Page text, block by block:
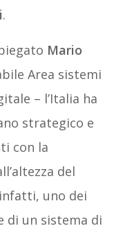
.
Mario
Area sistemi
– l’Italia ha
strategico e
con la
del
uno dei
di un sistema di